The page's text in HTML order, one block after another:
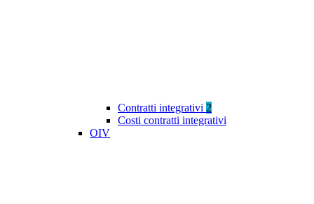
Contratti integrativi 2
Costi contratti integrativi
OIV